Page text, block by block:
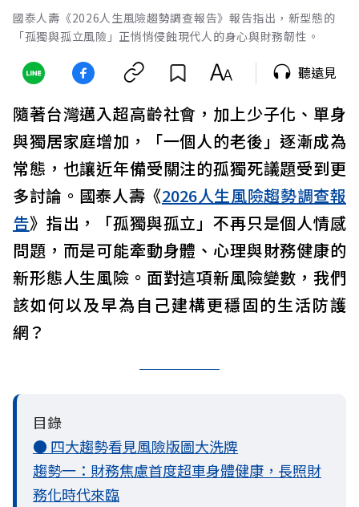
國泰人壽《2026人生風險趨勢調查報告》報告指出，新型態的
「孤獨與孤立風險」正悄悄侵蝕現代人的身心與財務韌性。
聽遠見
隨著台灣邁入超高齡社會，加上少子化、單身
與獨居家庭增加，「一個人的老後」逐漸成為
常態，也讓近年備受關注的孤獨死議題受到更
多討論。國泰人壽《2026人生風險趨勢調查報
告》指出，「孤獨與孤立」不再只是個人情感
問題，而是可能牽動身體、心理與財務健康的
新形態人生風險。面對這項新風險變數，我們
該如何以及早為自己建構更穩固的生活防護
網？
目錄
● 四大趨勢看見風險版圖大洗牌
趨勢一：財務焦慮首度超車身體健康，長照財
務化時代來臨